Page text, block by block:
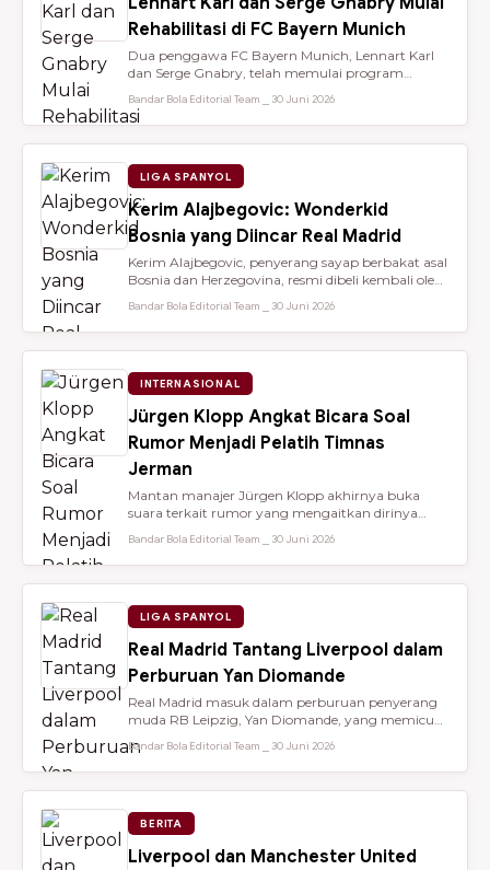
Rehabilitasi di FC Bayern Munich
Dua penggawa FC Bayern Munich, Lennart Karl
dan Serge Gnabry, telah memulai program
Bandar Bola Editorial Team ⎯ 30 Juni 2026
LIGA SPANYOL
Kerim Alajbegovic: Wonderkid
Bosnia yang Diincar Real Madrid
Kerim Alajbegovic, penyerang sayap berbakat asal
Bosnia dan Herzegovina, resmi dibeli kembali oleh
Bandar Bola Editorial Team ⎯ 30 Juni 2026
INTERNASIONAL
Jürgen Klopp Angkat Bicara Soal
Rumor Menjadi Pelatih Timnas
Jerman
Mantan manajer Jürgen Klopp akhirnya buka
suara terkait rumor yang mengaitkan dirinya
Bandar Bola Editorial Team ⎯ 30 Juni 2026
LIGA SPANYOL
Real Madrid Tantang Liverpool dalam
Perburuan Yan Diomande
Real Madrid masuk dalam perburuan penyerang
muda RB Leipzig, Yan Diomande, yang memicu
Bandar Bola Editorial Team ⎯ 30 Juni 2026
BERITA
Liverpool dan Manchester United